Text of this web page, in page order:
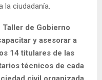
ciudadanía.
de Gobierno
y asesorar a
14 titulares de las
técnicos de cada